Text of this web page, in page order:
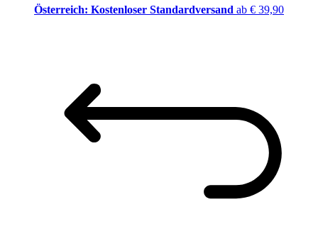
Österreich: Kostenloser Standardversand ab € 39,90